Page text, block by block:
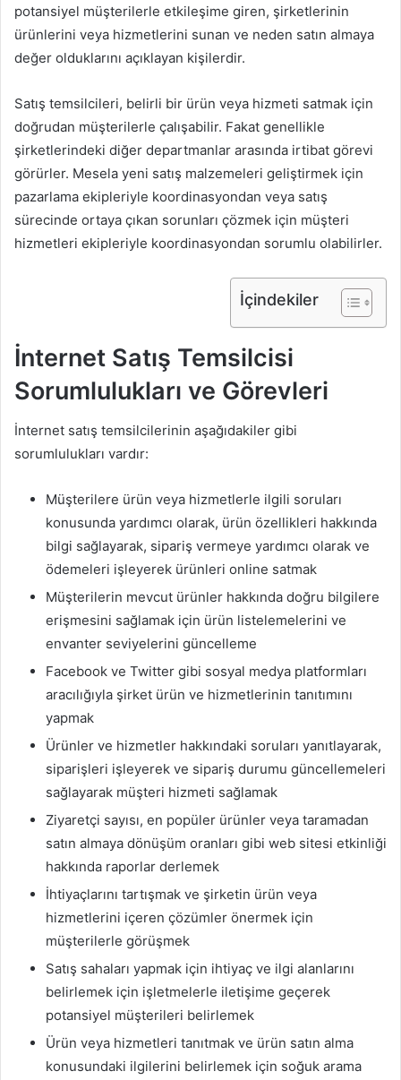
potansiyel müşterilerle etkileşime giren, şirketlerinin
ürünlerini veya hizmetlerini sunan ve neden satın almaya
değer olduklarını açıklayan kişilerdir.
Satış temsilcileri, belirli bir ürün veya hizmeti satmak için
doğrudan müşterilerle çalışabilir. Fakat genellikle
şirketlerindeki diğer departmanlar arasında irtibat görevi
görürler. Mesela yeni satış malzemeleri geliştirmek için
pazarlama ekipleriyle koordinasyondan veya satış
sürecinde ortaya çıkan sorunları çözmek için müşteri
hizmetleri ekipleriyle koordinasyondan sorumlu olabilirler.
İçindekiler
İnternet Satış Temsilcisi
Sorumlulukları ve Görevleri
İnternet satış temsilcilerinin aşağıdakiler gibi
sorumlulukları vardır:
Müşterilere ürün veya hizmetlerle ilgili soruları
konusunda yardımcı olarak, ürün özellikleri hakkında
bilgi sağlayarak, sipariş vermeye yardımcı olarak ve
ödemeleri işleyerek ürünleri online satmak
Müşterilerin mevcut ürünler hakkında doğru bilgilere
erişmesini sağlamak için ürün listelemelerini ve
envanter seviyelerini güncelleme
Facebook ve Twitter gibi sosyal medya platformları
aracılığıyla şirket ürün ve hizmetlerinin tanıtımını
yapmak
Ürünler ve hizmetler hakkındaki soruları yanıtlayarak,
siparişleri işleyerek ve sipariş durumu güncellemeleri
sağlayarak müşteri hizmeti sağlamak
Ziyaretçi sayısı, en popüler ürünler veya taramadan
satın almaya dönüşüm oranları gibi web sitesi etkinliği
hakkında raporlar derlemek
İhtiyaçlarını tartışmak ve şirketin ürün veya
hizmetlerini içeren çözümler önermek için
müşterilerle görüşmek
Satış sahaları yapmak için ihtiyaç ve ilgi alanlarını
belirlemek için işletmelerle iletişime geçerek
potansiyel müşterileri belirlemek
Ürün veya hizmetleri tanıtmak ve ürün satın alma
konusundaki ilgilerini belirlemek için soğuk arama